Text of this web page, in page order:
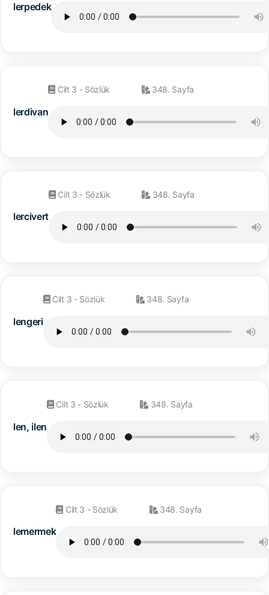
lerpedek
lerdivan
Cilt 3 - Sözlük 348. Sayfa
lercivert
Cilt 3 - Sözlük 348. Sayfa
lengeri
Cilt 3 - Sözlük 348. Sayfa
len, ilen
Cilt 3 - Sözlük 348. Sayfa
lemermek
Cilt 3 - Sözlük 348. Sayfa